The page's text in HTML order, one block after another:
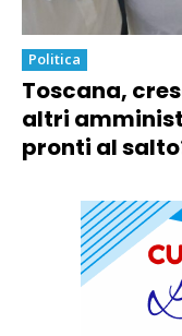
Politica
Toscana,
altri
pronti al